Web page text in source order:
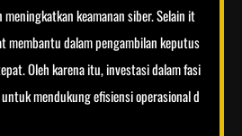
keamanan siber. Selain it
membantu dalam pengambilan keputus
Oleh karena itu, investasi dalam fasi
mendukung efisiensi operasional d